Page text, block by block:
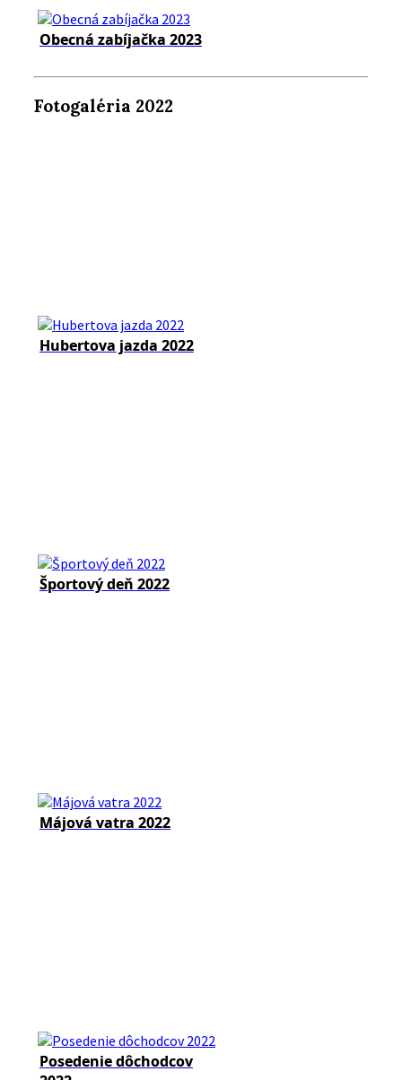
Obecná zabíjačka 2023
Fotogaléria 2022
Hubertova jazda 2022
Športový deň 2022
Májová vatra 2022
Posedenie dôchodcov